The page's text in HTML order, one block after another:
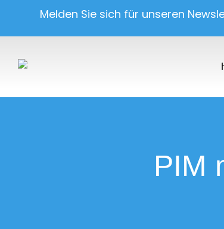
Melden Sie sich für unseren
PIM